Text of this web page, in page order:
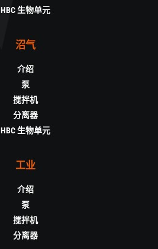
HBC 生物单元
沼气
介绍
泵
搅拌机
分离器
HBC 生物单元
工业
介绍
泵
搅拌机
分离器